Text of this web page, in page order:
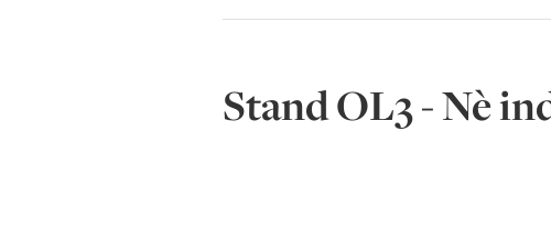
Stand OL3 - Nè